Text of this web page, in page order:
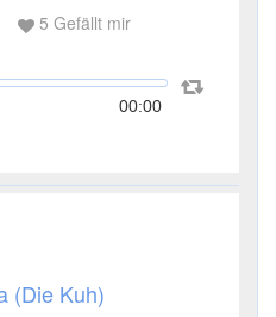
5 Gefällt mir
00:00
(Die Kuh)